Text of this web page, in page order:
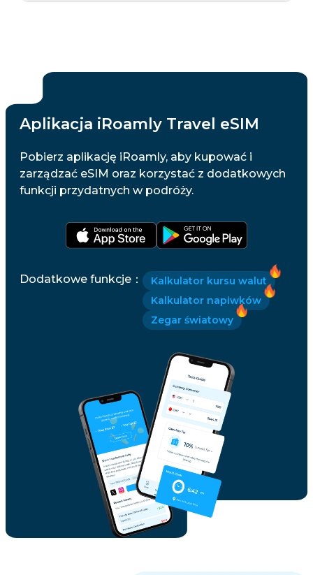
Aplikacja iRoamly Travel eSIM
Pobierz aplikację iRoamly, aby kupować i
zarządzać eSIM oraz korzystać z dodatkowych
funkcji przydatnych w podróży.
Dodatkowe funkcje ：
Kalkulator kursu walut
Kalkulator napiwków
Zegar światowy